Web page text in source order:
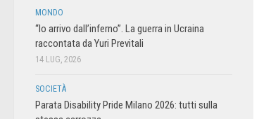
MONDO
“Io arrivo dall’inferno”. La guerra in Ucraina
raccontata da Yuri Previtali
14 LUG, 2026
SOCIETÀ
Parata Disability Pride Milano 2026: tutti sulla